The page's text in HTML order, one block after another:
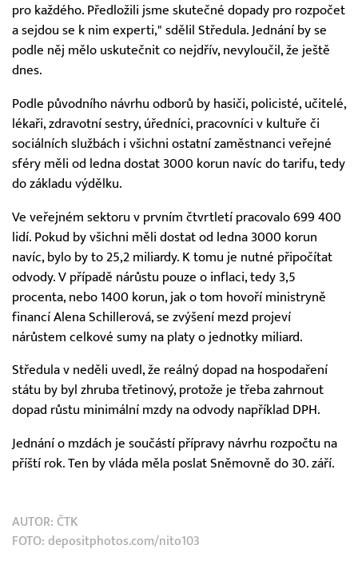
pro každého. Předložili jsme skutečné dopady pro rozpočet
a sejdou se k nim experti," sdělil Středula. Jednání by se
podle něj mělo uskutečnit co nejdřív, nevyloučil, že ještě
dnes.
Podle původního návrhu odborů by hasiči, policisté, učitelé,
lékaři, zdravotní sestry, úředníci, pracovníci v kultuře či
sociálních službách i všichni ostatní zaměstnanci veřejné
sféry měli od ledna dostat 3000 korun navíc do tarifu, tedy
do základu výdělku.
Ve veřejném sektoru v prvním čtvrtletí pracovalo 699 400
lidí. Pokud by všichni měli dostat od ledna 3000 korun
navíc, bylo by to 25,2 miliardy. K tomu je nutné připočítat
odvody. V případě nárůstu pouze o inflaci, tedy 3,5
procenta, nebo 1400 korun, jak o tom hovoří ministryně
financí Alena Schillerová, se zvýšení mezd projeví
nárůstem celkové sumy na platy o jednotky miliard.
Středula v neděli uvedl, že reálný dopad na hospodaření
státu by byl zhruba třetinový, protože je třeba zahrnout
dopad růstu minimální mzdy na odvody například DPH.
Jednání o mzdách je součástí přípravy návrhu rozpočtu na
příští rok. Ten by vláda měla poslat Sněmovně do 30. září.
AUTOR: ČTK
FOTO: depositphotos.com/nito103